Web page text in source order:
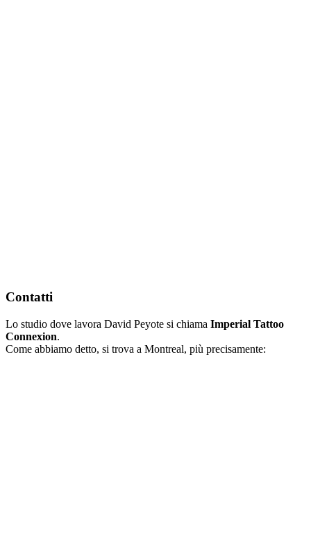
Contatti
Lo studio dove lavora David Peyote si chiama Imperial Tattoo
Connexion.
Come abbiamo detto, si trova a Montreal, più precisamente: